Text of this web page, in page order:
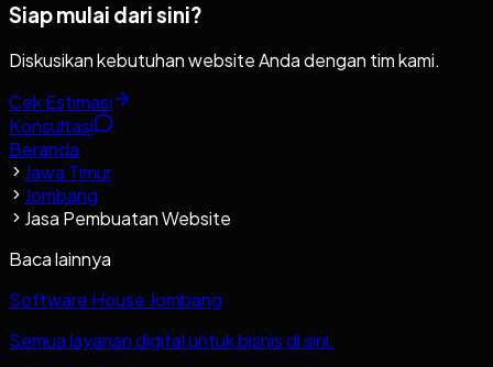
Siap mulai dari sini?
Diskusikan kebutuhan website Anda dengan tim kami.
Cek Estimasi
Konsultasi
Beranda
Jawa Timur
Jombang
Jasa Pembuatan Website
Baca lainnya
Software House Jombang
Semua layanan digital untuk bisnis di sini.